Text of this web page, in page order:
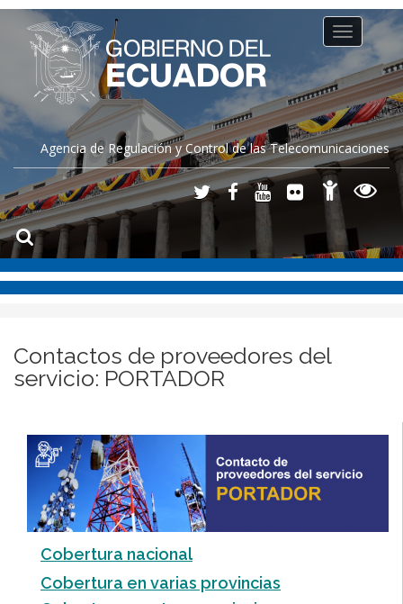
Agencia de Regulación y Control de las Telecomunicaciones
Toggle
navigation
Contactos de proveedores del
servicio: PORTADOR
Cobertura nacional
Cobertura en varias provincias